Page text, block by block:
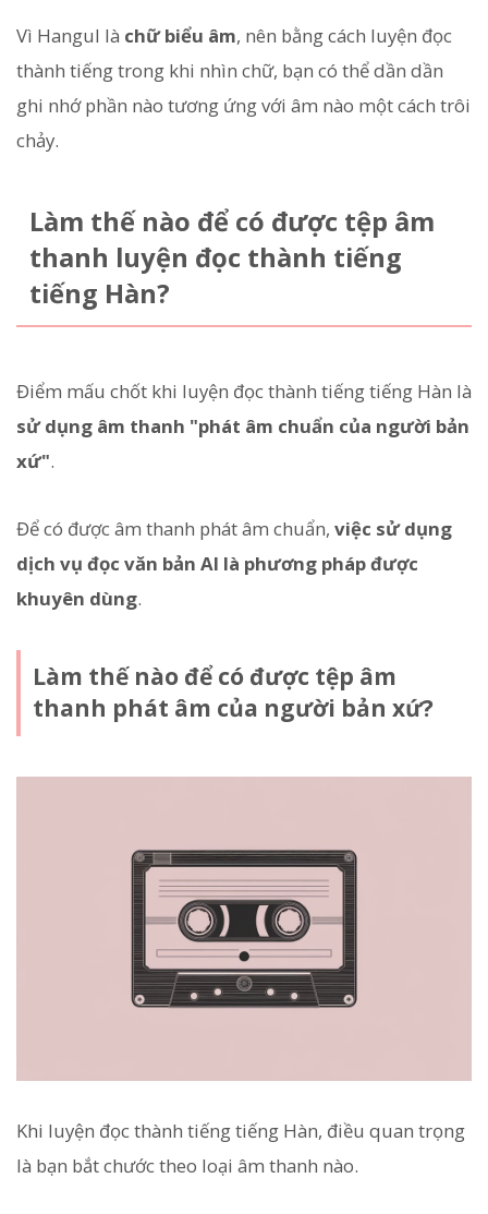
Vì Hangul là chữ biểu âm, nên bằng cách luyện đọc
thành tiếng trong khi nhìn chữ, bạn có thể dần dần
ghi nhớ phần nào tương ứng với âm nào một cách trôi
chảy.
Làm thế nào để có được tệp âm
thanh luyện đọc thành tiếng
tiếng Hàn?
Điểm mấu chốt khi luyện đọc thành tiếng tiếng Hàn là
sử dụng âm thanh "phát âm chuẩn của người bản
xứ".
Để có được âm thanh phát âm chuẩn, việc sử dụng
dịch vụ đọc văn bản AI là phương pháp được
khuyên dùng.
Làm thế nào để có được tệp âm
thanh phát âm của người bản xứ?
Khi luyện đọc thành tiếng tiếng Hàn, điều quan trọng
là bạn bắt chước theo loại âm thanh nào.